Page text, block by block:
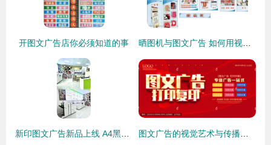
开图文广告店你必须知道的事